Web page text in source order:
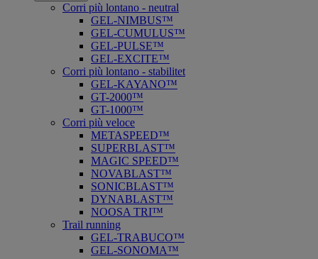
Corri più lontano - neutral
GEL-NIMBUS™
GEL-CUMULUS™
GEL-PULSE™
GEL-EXCITE™
Corri più lontano - stabilitet
GEL-KAYANO™
GT-2000™
GT-1000™
Corri più veloce
METASPEED™
SUPERBLAST™
MAGIC SPEED™
NOVABLAST™
SONICBLAST™
DYNABLAST™
NOOSA TRI™
Trail running
GEL-TRABUCO™
GEL-SONOMA™